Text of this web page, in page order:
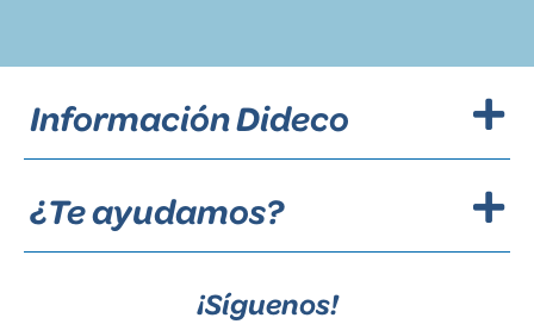
Información Dideco
¿Te ayudamos?
¡Síguenos!